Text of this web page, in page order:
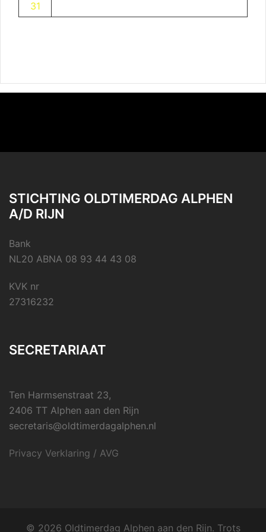
31
STICHTING OLDTIMERDAG ALPHEN
A/D RIJN
Bank
NL20 ABNA 08 93 44 43 08
KVK nr
27316232
SECRETARIAAT
Ten Harmsenstraat 23,
2406 TT Alphen aan den Rijn
secretaris@oldtimerdagalphen.nl
Privacy Verklaring / AVG
© 2026 Oldtimerdag Alphen aan den Rijn. Trots